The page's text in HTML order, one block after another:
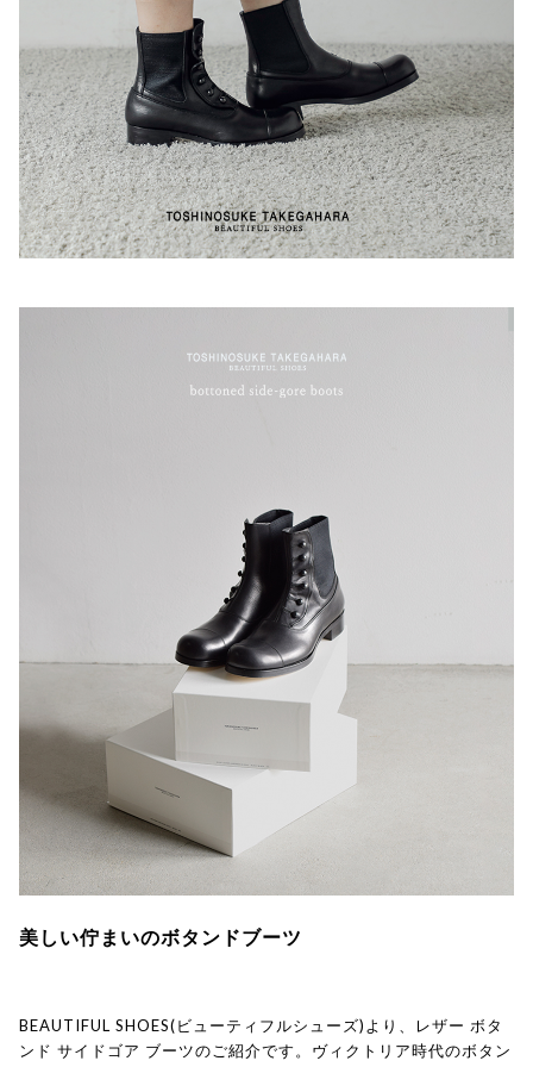
美しい佇まいのボタンドブーツ
BEAUTIFUL SHOES(ビューティフルシューズ)より、レザー ボタ
ンド サイドゴア ブーツのご紹介です。ヴィクトリア時代のボタン